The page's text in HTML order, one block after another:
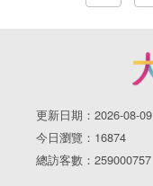
更新日期：2026-08-09
今日瀏覽：16874
總訪客數：259000757